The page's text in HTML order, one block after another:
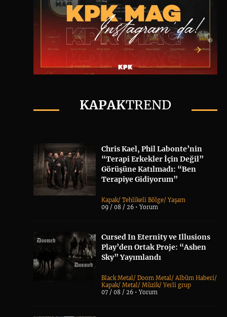
KAPAKTREND
Chris Kael, Phil Labonte’nin
“Terapi Erkekler İçin Değil”
Görüşüne Katılmadı: “Ben
Terapiye Gidiyorum”
Kapak/Tehlikeli Bölge/Yaşam
09 / 08 / 26 •Yorum
Cursed In Eternity ve Illusions
Play’den Ortak Proje: “Ashen
Sky” Yayımlandı
Black Metal/Doom Metal/Albüm Haberi/
Kapak/Metal/Müzik/Yerli grup
07 / 08 / 26 •Yorum